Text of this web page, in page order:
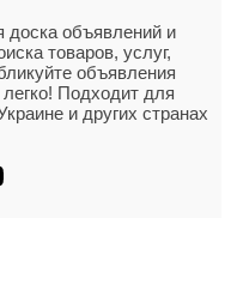
объявлений и
товаров, услуг,
объявления
Подходит для
и других странах